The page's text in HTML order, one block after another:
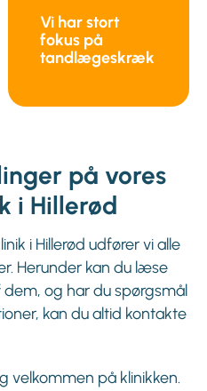
Vi har stort
fokus på
tandlægeskræk
på vores
i Hillerød
i Hillerød udfører vi alle
Herunder kan du læse
og har du spørgsmål
kan du altid kontakte
velkommen på klinikken.